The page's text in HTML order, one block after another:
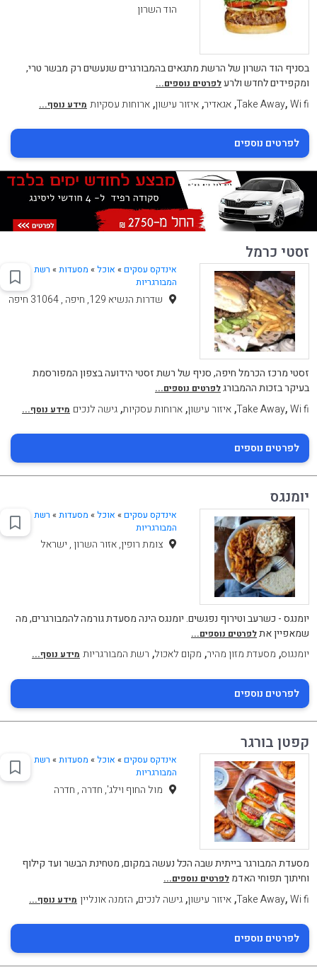
הוד השרון
בסניף הוד השרון של הרשת מתגאים בהמבורגרים שנעשים רק מבשר טרי,
ומקפידים לחדש ולרעלפרטים נוספים...
Take Away,Wi fi
,אגאדיר,איזור עישון,ארוחות עסקיות מידע נוסף...
לפרטים נוספים
זסטי כרמל
אינדקס עסקים » אוכל» מסעדות» רשת
המבורגריות
שדרות הנשיא 129, חיפה , 31064 חיפה
זסטי מרכז הכרמל חיפה, סניף של רשת זסטי הידועה בצפון המפורסמת
בעיקר בזכות ההמבורגלפרטים נוספים...
Take Away,Wi fi
,איזור עישון,ארוחות עסקיות,גישה לנכים מידע נוסף...
לפרטים נוספים
יומנגס
אינדקס עסקים » אוכל» מסעדות» רשת
המבורגריות
צומת רופין, אזור השרון , ישראל
יומנגס - כשרעב וטירוף נפגשים. יומנגס הינה מסעדת גורמה להמבורגרים, מה
שמאפיין אתלפרטים נוספים...
יומנגוס, מסעדת מזון מהיר, מקום לאכול, רשת המבורגריות מידע נוסף...
לפרטים נוספים
קפטן בורגר
אינדקס עסקים » אוכל» מסעדות» רשת
המבורגריות
מול החוף וילג', חדרה , חדרה
מסעדת המבורגר בייתית שבה הכל נעשה במקום, מטחינת הבשר ועד קילוף
וחיתוך תפוחי האדמ לפרטים נוספים...
Take Away,Wi fi
,איזור עישון,גישה לנכים, הזמנה אונליין מידע נוסף...
לפרטים נוספים